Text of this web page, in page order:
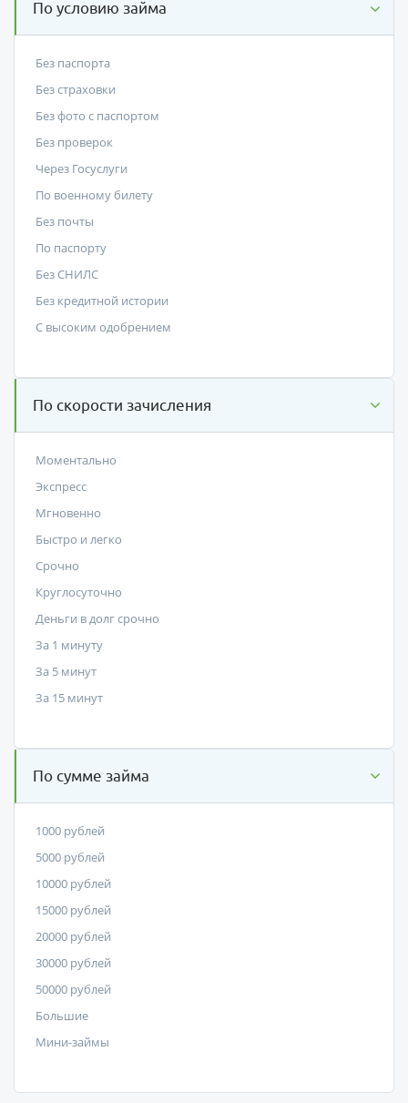
По условию займа
Без паспорта
Без страховки
Без фото с паспортом
Без проверок
Через Госуслуги
По военному билету
Без почты
По паспорту
Без СНИЛС
Без кредитной истории
С высоким одобрением
По скорости зачисления
Моментально
Экспресс
Мгновенно
Быстро и легко
Срочно
Круглосуточно
Деньги в долг срочно
За 1 минуту
За 5 минут
За 15 минут
По сумме займа
1000 рублей
5000 рублей
10000 рублей
15000 рублей
20000 рублей
30000 рублей
50000 рублей
Большие
Мини-займы